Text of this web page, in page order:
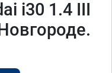
i30 1.4 III